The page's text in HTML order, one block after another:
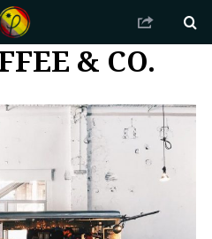
& CO.